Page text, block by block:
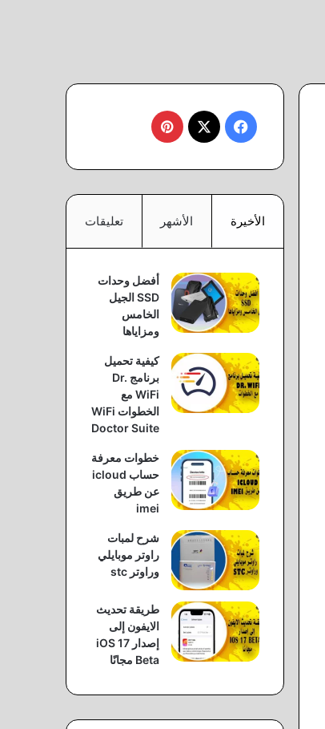
فيسبوك
‫X بينتيريست
الأخيرة الأشهر تعليقات
أفضل وحدات
SSD الجيل
الخامس
ومزاياها
كيفية تحميل
برنامج Dr.
WiFi مع
الخطوات WiFi
Doctor Suite
خطوات معرفة
حساب icloud
عن طريق
imei
شرح لمبات
راوتر موبايلي
وراوتر stc
طريقة تحديث
الايفون إلى
إصدار iOS 17
Beta مجانًا